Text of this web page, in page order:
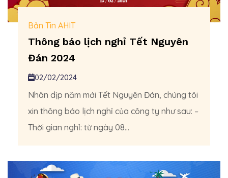
Bản Tin AHIT
Thông báo lịch nghỉ Tết Nguyên
Đán 2024
02/02/2024
Nhân dịp năm mới Tết Nguyên Đán, chúng tôi
xin thông báo lịch nghỉ của công ty như sau: –
Thời gian nghỉ: từ ngày 08...